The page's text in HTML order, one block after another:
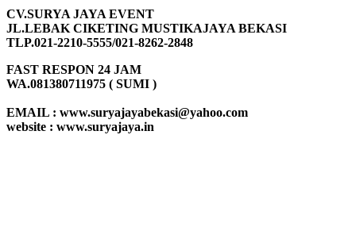
CV.SURYA JAYA EVENT
JL.LEBAK CIKETING MUSTIKAJAYA BEKASI
TLP.021-2210-5555/021-8262-2848
FAST RESPON 24 JAM
WA.081380711975 ( SUMI )
EMAIL : www.suryajayabekasi@yahoo.com
website : www.suryajaya.in